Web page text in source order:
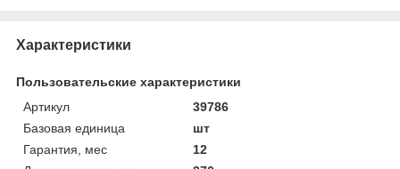
Характеристики
Пользовательские характеристики
Артикул
39786
Базовая единица
шт
Гарантия, мес
12